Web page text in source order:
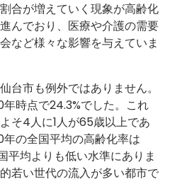
合が増えていく現象が高齢化
んでおり、医療や介護の需要
など様々な影響を与えていま
台市も例外ではありません。
時点で24.3%でした。これ
そ4人に1人が65歳以上であ
の全国平均の高齢化率は
平均よりも低い水準にありま
若い世代の流入が多い都市で